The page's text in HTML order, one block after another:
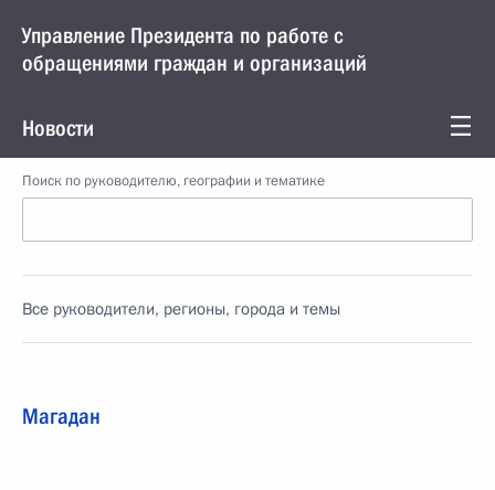
Управление Президента по работе с
обращениями граждан и организаций
Новости
Поиск по руководителю, географии и тематике
Все руководители, регионы, города и темы
Магадан